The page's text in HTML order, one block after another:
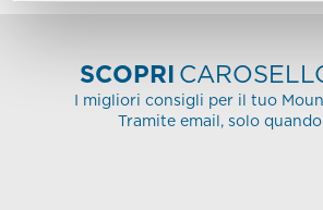
SCOPRI
I migliori consigli per il tuo
Tramite email, solo